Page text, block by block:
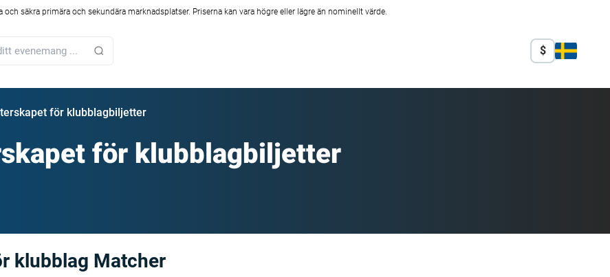
och säkra primära och sekundära marknadsplatser. Priserna kan vara högre eller lägre än nominellt värde.
$
för klubblagbiljetter
för klubblagbiljetter
klubblag Matcher